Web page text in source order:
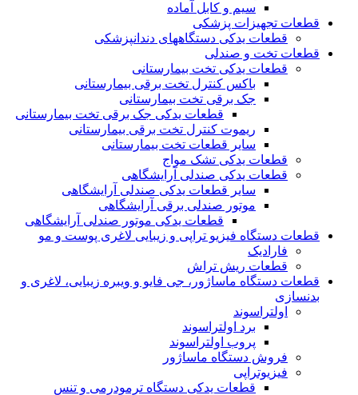
سیم و کابل آماده
قطعات تجهیزات پزشکی
قطعات یدکی دستگاههای دندانپزشکی
قطعات تخت و صندلی
قطعات یدکی تخت بیمارستانی
باکس کنترل تخت برقی بیمارستانی
جک برقی تخت بیمارستانی
قطعات یدکی جک برقی تخت بیمارستانی
ریموت کنترل تخت برقی بیمارستانی
سایر قطعات تخت بیمارستانی
قطعات یدکی تشک مواج
قطعات یدکی صندلی آرایشگاهی
سایر قطعات یدکی صندلی آرایشگاهی
موتور صندلی برقی آرایشگاهی
قطعات یدکی موتور صندلی آرایشگاهی
قطعات دستگاه فیزیو تراپی و زیبایی لاغری پوست و مو
فارادیک
قطعات ریش تراش
قطعات دستگاه ماساژور، جی فایو و ویبره زیبایی، لاغری و
بدنسازی
اولتراسوند
برد اولتراسوند
پروب اولتراسوند
فروش دستگاه ماساژور
فیزیوتراپی
قطعات یدکی دستگاه ترمودرمی و تنس